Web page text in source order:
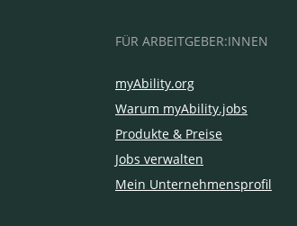
FÜR ARBEITGEBER:INNEN
myAbility.org
Warum myAbility.jobs
Produkte & Preise
Jobs verwalten
Mein Unternehmensprofil